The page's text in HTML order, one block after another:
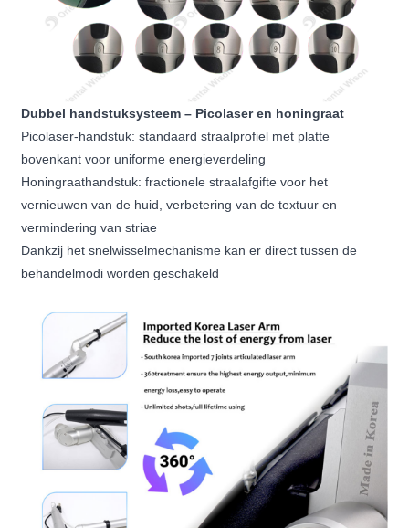
Dubbel handstuksysteem – Picolaser en honingraat
Picolaser-handstuk: standaard straalprofiel met platte
bovenkant voor uniforme energieverdeling
Honingraathandstuk: fractionele straalafgifte voor het
vernieuwen van de huid, verbetering van de textuur en
vermindering van striae
Dankzij het snelwisselmechanisme kan er direct tussen de
behandelmodi worden geschakeld